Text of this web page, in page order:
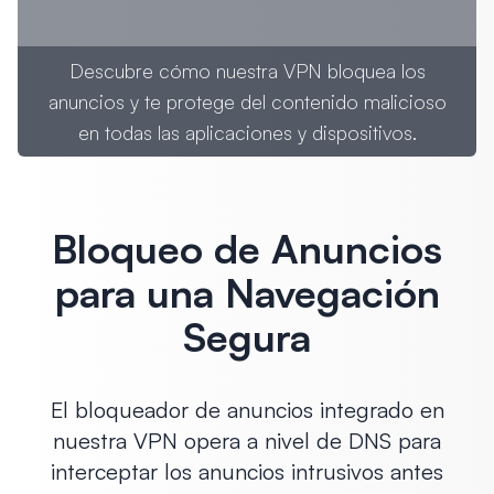
Descubre cómo nuestra VPN bloquea los
anuncios y te protege del contenido malicioso
en todas las aplicaciones y dispositivos.
Bloqueo de Anuncios
para una Navegación
Segura
El bloqueador de anuncios integrado en
nuestra VPN opera a nivel de DNS para
interceptar los anuncios intrusivos antes